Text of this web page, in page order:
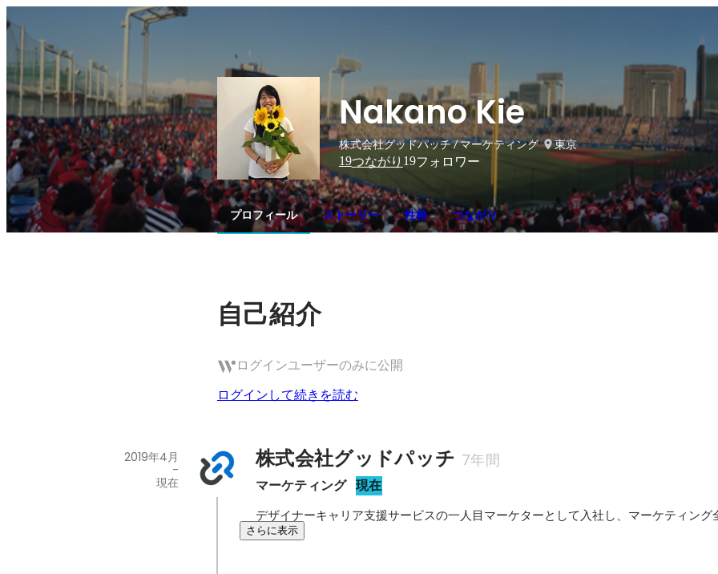
Nakano Kie
株式会社グッドパッチ / マーケティング
東京
19つながり 19フォロワー
プロフィール ストーリー 性格 つながり
自己紹介
ログインユーザーのみに公開
ログインして続きを読む
株式会社グッドパッチ 7年間
マーケティング 現在
2019年4月
-
現在
デザイナーキャリア支援サービスの一人目マーケターとして入社し、マーケティング
さらに表示